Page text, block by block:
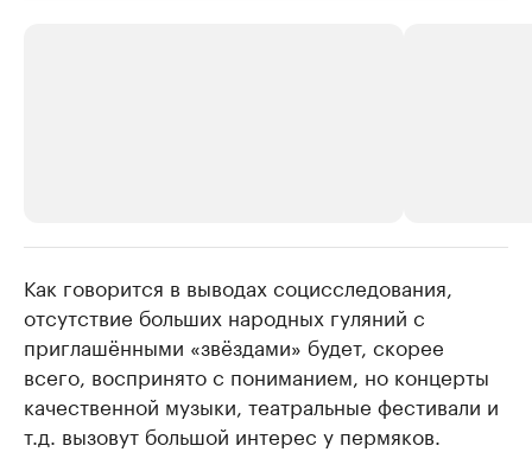
Крупнейшие производители и
продавцы медийной продукции
Ознакомьтесь с информацией в каталоге
Страховые
Посмотрите в
Как говорится в выводах социсследования,
отсутствие больших народных гуляний с
приглашёнными «звёздами» будет, скорее
всего, воспринято с пониманием, но концерты
качественной музыки, театральные фестивали и
т.д. вызовут большой интерес у пермяков.